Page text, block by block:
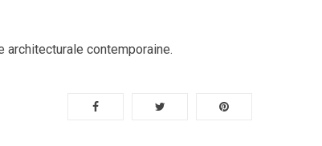
architecturale contemporaine.